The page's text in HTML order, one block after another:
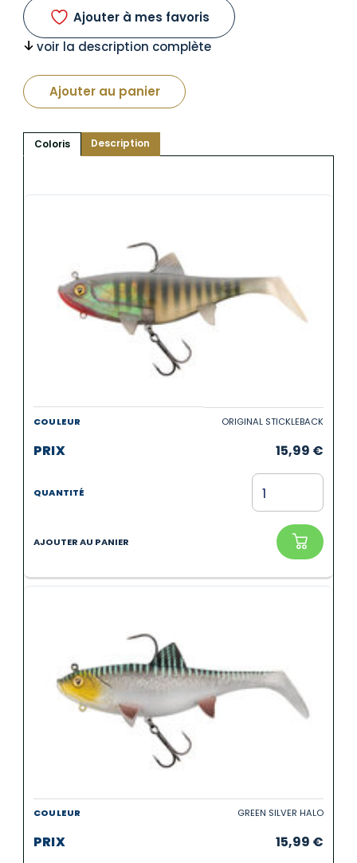
Ajouter à mes favoris
voir la description complète
Ajouter au panier
Coloris Description
ORIGINAL STICKLEBACK
15,99 €
GREEN SILVER HALO
15,99 €